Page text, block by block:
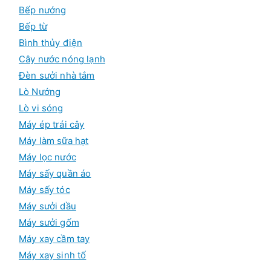
Bếp nướng
Bếp từ
Bình thủy điện
Cây nước nóng lạnh
Đèn sưởi nhà tắm
Lò Nướng
Lò vi sóng
Máy ép trái cây
Máy làm sữa hạt
Máy lọc nước
Máy sấy quần áo
Máy sấy tóc
Máy sưởi dầu
Máy sưởi gốm
Máy xay cầm tay
Máy xay sinh tố